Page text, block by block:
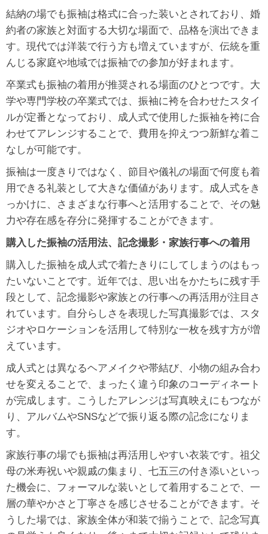
結納の場でも振袖は格式に合った装いとされており、婚
約者の家族と対面する大切な場面で、品格を演出できま
す。現代では洋装で行う方も増えていますが、伝統を重
んじる家庭や地域では振袖での参加が好まれます。
卒業式も振袖の着用が推奨される場面のひとつです。大
学や専門学校の卒業式では、振袖に袴を合わせたスタイ
ルが定番となっており、成人式で使用した振袖を袴に合
わせてアレンジすることで、費用を抑えつつ新鮮な着こ
なしが可能です。
振袖は一度きりではなく、節目や儀礼の場面で何度も着
用できる礼装として大きな価値があります。成人式をき
っかけに、さまざまな行事へと活用することで、その魅
力や存在感を存分に発揮することができます。
購入した振袖の活用法、記念撮影・家族行事への着用
購入した振袖を成人式で着たきりにしてしまうのはもっ
たいないことです。近年では、思い出をかたちに残す手
段として、記念撮影や家族との行事への再活用が注目さ
れています。自分らしさを表現した写真撮影では、スタ
ジオやロケーションを活用して特別な一枚を残す方が増
えています。
成人式とは異なるヘアメイクや帯結び、小物の組み合わ
せを変えることで、まったく違う印象のコーディネート
が完成します。こうしたアレンジは写真映えにもつなが
り、アルバムやSNSなどで振り返る際の記念になりま
す。
家族行事の場でも振袖は再活用しやすい衣装です。祖父
母の米寿祝いや親戚の集まり、七五三の付き添いといっ
た機会に、フォーマルな装いとして着用することで、一
層の華やかさと丁寧さを感じさせることができます。そ
うした場では、家族全体が和装で揃うことで、記念写真